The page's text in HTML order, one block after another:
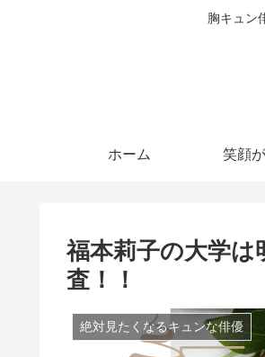
胸キュン
ホーム 笑顔
福本莉子の大学は
査！！
絶対見たくなるキュンな俳優